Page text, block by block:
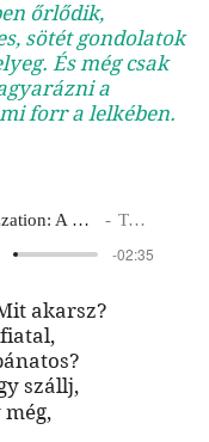
őrlődik,
sötét gondolatok
És még csak
a
forr a lelkében.
akarsz?
fiatal,
szállj,
Jazzation: A négy évszak Tavasz 2
-02:35